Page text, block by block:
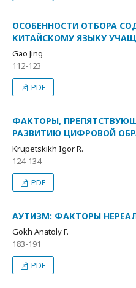
ОСОБЕННОСТИ ОТБОРА
КИТАЙСКОМУ ЯЗЫКУ
Gao Jing
112-123
PDF
ФАКТОРЫ,
РАЗВИТИЮ ЦИФРОВОЙ
Krupetskikh Igor R.
124-134
PDF
АУТИЗМ: ФАКТОРЫ
Gokh Anatoly F.
183-191
PDF